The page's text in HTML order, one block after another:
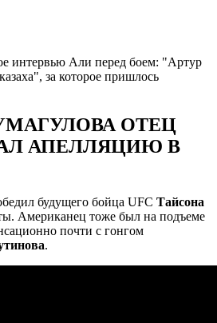
интервью Али перед боем: "Артур
за которое пришлось
ОТЕЦ
АПЕЛЛЯЦИЮ В
будущего бойца UFC Тайсона
Американец тоже был на подъеме
почти с гонгом
.